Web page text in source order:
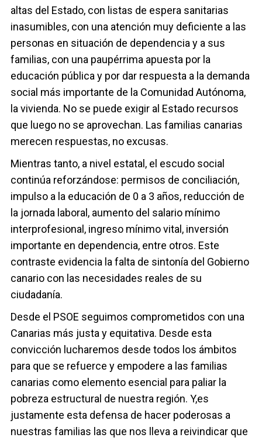
altas del Estado, con listas de espera sanitarias
inasumibles, con una atención muy deficiente a las
personas en situación de dependencia y a sus
familias, con una paupérrima apuesta por la
educación pública y por dar respuesta a la demanda
social más importante de la Comunidad Autónoma,
la vivienda. No se puede exigir al Estado recursos
que luego no se aprovechan. Las familias canarias
merecen respuestas, no excusas.
Mientras tanto, a nivel estatal, el escudo social
continúa reforzándose: permisos de conciliación,
impulso a la educación de 0 a 3 años, reducción de
la jornada laboral, aumento del salario mínimo
interprofesional, ingreso mínimo vital, inversión
importante en dependencia, entre otros. Este
contraste evidencia la falta de sintonía del Gobierno
canario con las necesidades reales de su
ciudadanía.
Desde el PSOE seguimos comprometidos con una
Canarias más justa y equitativa. Desde esta
convicción lucharemos desde todos los ámbitos
para que se refuerce y empodere a las familias
canarias como elemento esencial para paliar la
pobreza estructural de nuestra región. Y,es
justamente esta defensa de hacer poderosas a
nuestras familias las que nos lleva a reivindicar que